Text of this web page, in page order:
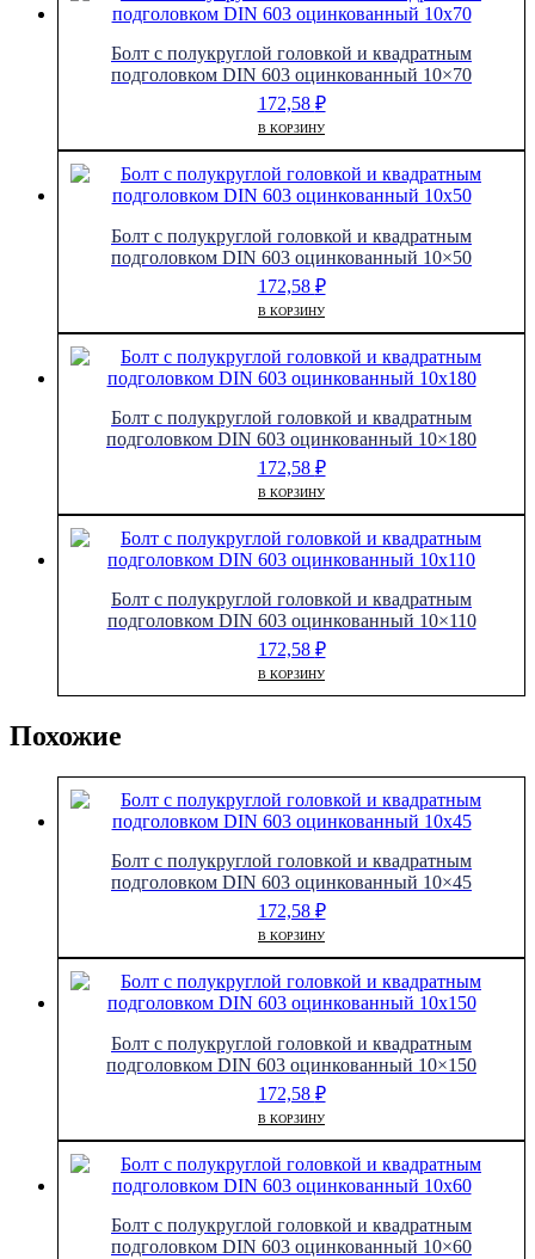
Болт с полукруглой головкой и квадратным
подголовком DIN 603 оцинкованный 10×70
172,58 ₽
В КОРЗИНУ
Болт с полукруглой головкой и квадратным
подголовком DIN 603 оцинкованный 10×50
172,58 ₽
В КОРЗИНУ
Болт с полукруглой головкой и квадратным
подголовком DIN 603 оцинкованный 10×180
172,58 ₽
В КОРЗИНУ
Болт с полукруглой головкой и квадратным
подголовком DIN 603 оцинкованный 10×110
172,58 ₽
В КОРЗИНУ
Похожие
Болт с полукруглой головкой и квадратным
подголовком DIN 603 оцинкованный 10×45
172,58 ₽
В КОРЗИНУ
Болт с полукруглой головкой и квадратным
подголовком DIN 603 оцинкованный 10×150
172,58 ₽
В КОРЗИНУ
Болт с полукруглой головкой и квадратным
подголовком DIN 603 оцинкованный 10×60